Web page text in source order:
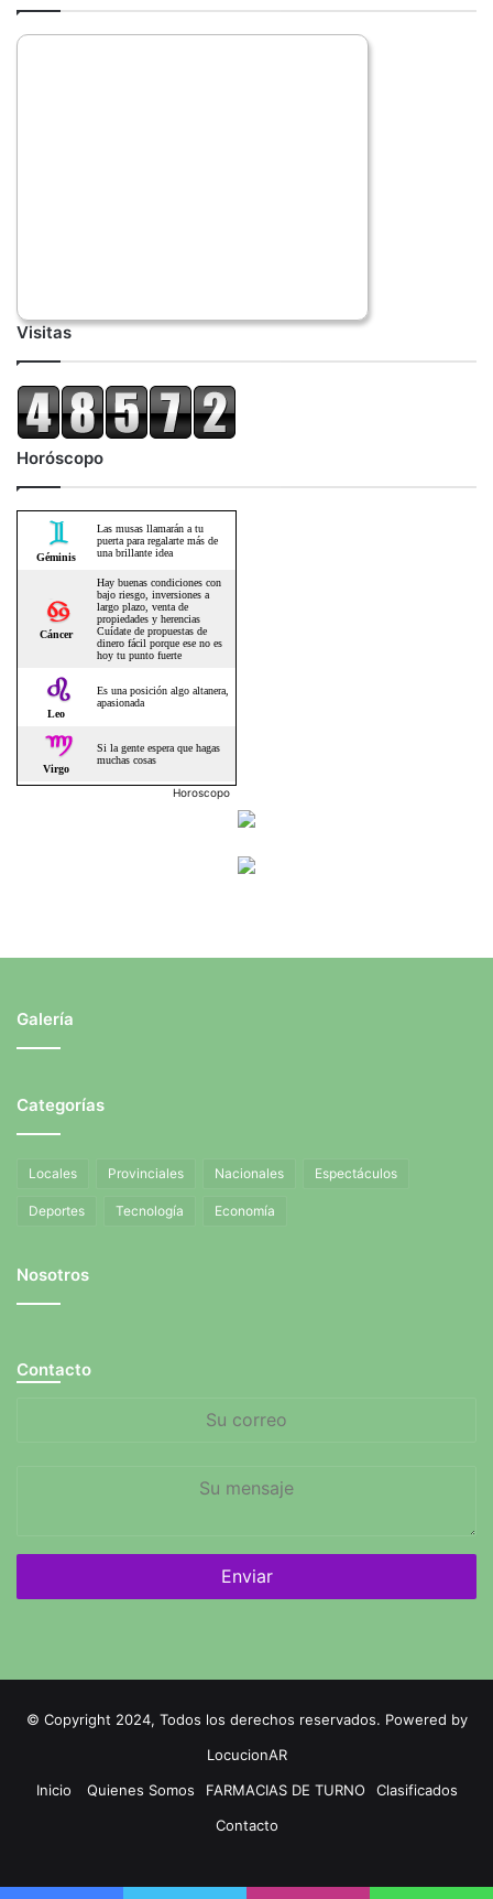
Visitas
Horóscopo
Horoscopo
Galería
Categorías
Locales Provinciales Nacionales Espectáculos
Deportes Tecnología Economía
Nosotros
Contacto
© Copyright 2024, Todos los derechos reservados. Powered by
LocucionAR
Inicio
Quienes Somos FARMACIAS DE TURNO
Clasificados
Contacto